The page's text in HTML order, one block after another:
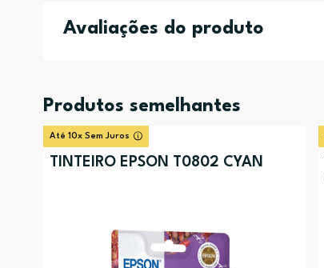
Avaliações do produto
Produtos semelhantes
Até 10x Sem Juros
TINTEIRO EPSON T0802 CYAN